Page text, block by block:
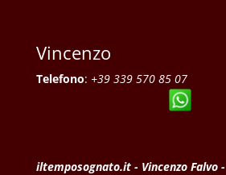
Vincenzo
Telefono: +39 339 570 85 07
iltemposognato.it - Vincenzo Falvo -